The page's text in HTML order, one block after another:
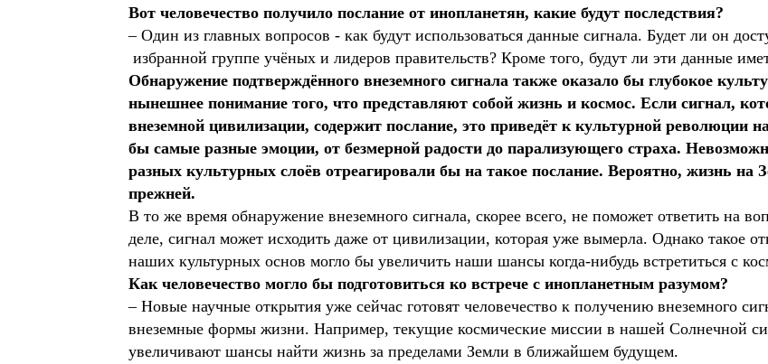
Вот человечество получило послание от инопланетян, какие будут последствия?
– Один из главных вопросов - как будут использоваться данные сигнала. Будет ли он
избранной группе учёных и лидеров правительств? Кроме того, будут ли эти данные
Обнаружение подтверждённого внеземного сигнала также оказало бы глубокое
нынешнее понимание того, что представляют собой жизнь и космос. Если сигнал,
внеземной цивилизации, содержит послание, это приведёт к культурной революции
бы самые разные эмоции, от безмерной радости до парализующего страха.
разных культурных слоёв отреагировали бы на такое послание. Вероятно, жизнь на
прежней.
В то же время обнаружение внеземного сигнала, скорее всего, не поможет ответить на
деле, сигнал может исходить даже от цивилизации, которая уже вымерла. Однако такое
наших культурных основ могло бы увеличить наши шансы когда-нибудь встретиться с
Как человечество могло бы подготовиться ко встрече с инопланетным разумом?
– Новые научные открытия уже сейчас готовят человечество к получению внеземного
внеземные формы жизни. Например, текущие космические миссии в нашей Солнечной
увеличивают шансы найти жизнь за пределами Земли в ближайшем будущем.